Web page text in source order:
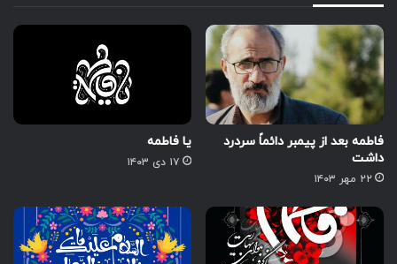
فاطمه بعد از پیمبر دائماً سردرد
داشت
۲۲ مهر ۱۴۰۳
یا فاطمه
۱۷ دی ۱۴۰۳